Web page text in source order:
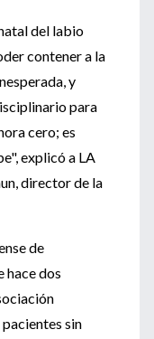
del labio
contener a la
y
para
cero; es
explicó a LA
director de la
de
hace dos
sin